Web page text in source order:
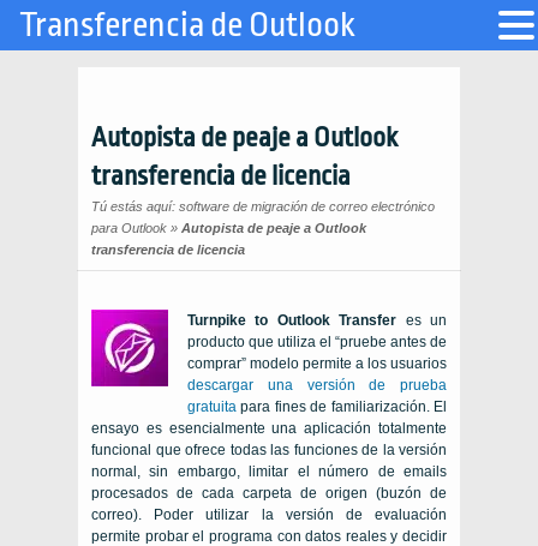
Autopista de peaje a Outlook
transferencia de licencia
Tú estás aquí: software de migración de correo electrónico
para Outlook » Autopista de peaje a Outlook
transferencia de licencia
Turnpike to Outlook Transfer es un
producto que utiliza el “pruebe antes de
comprar” modelo permite a los usuarios
descargar una versión de prueba
gratuita para fines de familiarización. El
ensayo es esencialmente una aplicación totalmente
funcional que ofrece todas las funciones de la versión
normal, sin embargo, limitar el número de emails
procesados de cada carpeta de origen (buzón de
correo). Poder utilizar la versión de evaluación
permite probar el programa con datos reales y decidir
Transferencia de Outlook